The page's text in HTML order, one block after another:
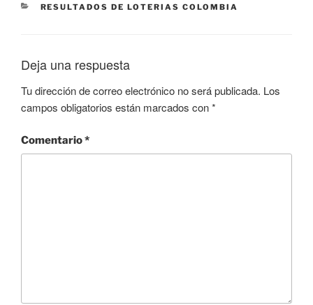
CATEGORÍAS
RESULTADOS DE LOTERIAS COLOMBIA
Deja una respuesta
Tu dirección de correo electrónico no será publicada. Los
campos obligatorios están marcados con*
Comentario*